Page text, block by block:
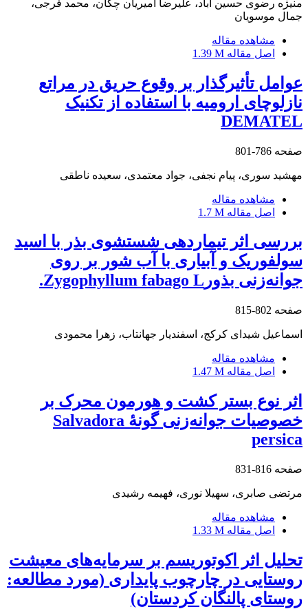
منیژه رضوی حسین آباد، علیرضا امیریان چکان، محمد فرجی،
جمال موسویان
مشاهده مقاله
اصل مقاله 1.39 M
عوامل تأثیرگذار بر وقوع حریق در مراتع
نازلوچای ارومیه با استفاده از تکنیک
DEMATEL
صفحه 786-801
مهشید سوری، پیام نجفی، جواد معتمدی، سعیده ناطقی
مشاهده مقاله
اصل مقاله 1.7 M
بررسی اثر تیماردهی شستشوی بذر با اسید
سولفوریک و آبیاری با آب شور بر روی
جوانه‌زنی بذورZygophyllum fabago L.
صفحه 802-815
اسماعیل شیدای کرکج، اسفندیار جهانتاب، زهرا محمودی
مشاهده مقاله
اصل مقاله 1.47 M
اثر نوع بستر کشت و هورمون محرک بر
خصوصیات جوانه‌زنی گونۀ Salvadora
persica
صفحه 816-831
مرتضی صابری، سهیلا نوری، فهیمه رشیدی
مشاهده مقاله
اصل مقاله 1.33 M
تحلیل اثر اکوتوریسم بر سرمایه‌های معیشت
روستایی در چارچوب پایداری (مورد مطالعه:
روستای پالنگان کردستان)